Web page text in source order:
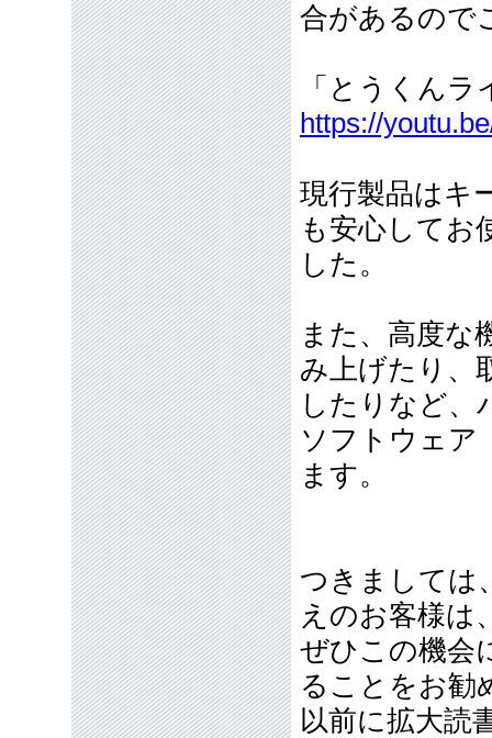
合があるので
「とうくん
https://
現行製品はキ
も安心してお
した。
また、高度な
み上げたり、
したりなど、
ソフトウェア
ます。
つきましては
えのお客様は
ぜひこの機会
ることをお勧
以前に拡大読